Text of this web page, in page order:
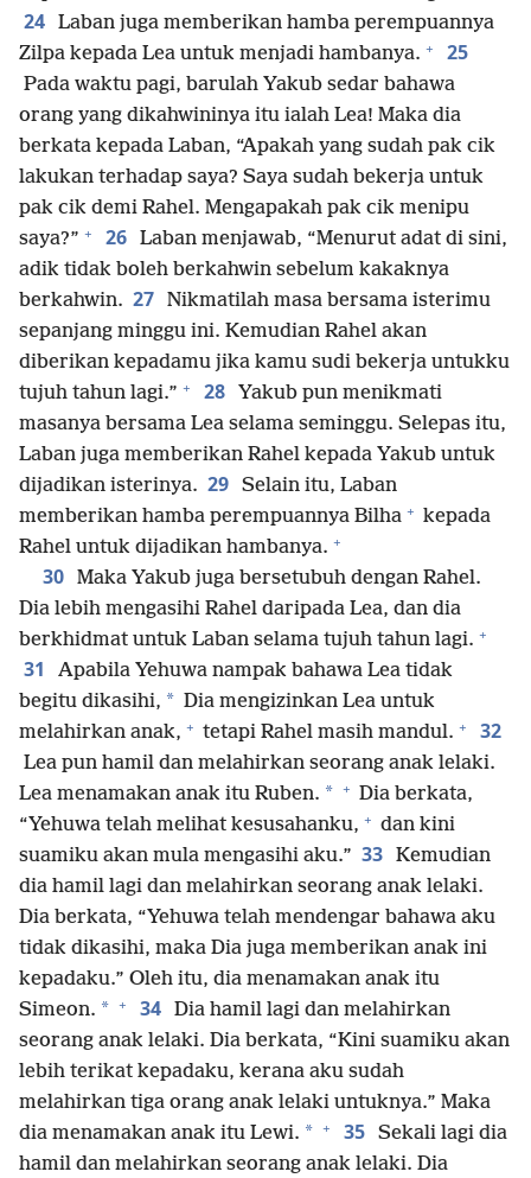
24 Laban juga memberikan hamba perempuannya
Zilpa kepada Lea untuk menjadi hambanya. + 25
Pada waktu pagi, barulah Yakub sedar bahawa
orang yang dikahwininya itu ialah Lea! Maka dia
berkata kepada Laban, “Apakah yang sudah pak cik
lakukan terhadap saya? Saya sudah bekerja untuk
pak cik demi Rahel. Mengapakah pak cik menipu
saya?” + 26 Laban menjawab, “Menurut adat di sini,
adik tidak boleh berkahwin sebelum kakaknya
berkahwin. 27 Nikmatilah masa bersama isterimu
sepanjang minggu ini. Kemudian Rahel akan
diberikan kepadamu jika kamu sudi bekerja untukku
tujuh tahun lagi.” + 28
Yakub pun menikmati
masanya bersama Lea selama seminggu. Selepas itu,
Laban juga memberikan Rahel kepada Yakub untuk
dijadikan isterinya. 29 Selain itu, Laban
memberikan hamba perempuannya Bilha + kepada
Rahel untuk dijadikan hambanya. +
30 Maka Yakub juga bersetubuh dengan Rahel.
Dia lebih mengasihi Rahel daripada Lea, dan dia
berkhidmat untuk Laban selama tujuh tahun lagi. +
31
Apabila Yehuwa nampak bahawa Lea tidak
begitu dikasihi, * Dia mengizinkan Lea untuk
melahirkan anak, + tetapi Rahel masih mandul. + 32
Lea pun hamil dan melahirkan seorang anak lelaki.
Lea menamakan anak itu Ruben. * + Dia berkata,
“Yehuwa telah melihat kesusahanku, + dan kini
suamiku akan mula mengasihi aku.” 33 Kemudian
dia hamil lagi dan melahirkan seorang anak lelaki.
Dia berkata, “Yehuwa telah mendengar bahawa aku
tidak dikasihi, maka Dia juga memberikan anak ini
kepadaku.” Oleh itu, dia menamakan anak itu
Simeon. * + 34 Dia hamil lagi dan melahirkan
seorang anak lelaki. Dia berkata, “Kini suamiku akan
lebih terikat kepadaku, kerana aku sudah
melahirkan tiga orang anak lelaki untuknya.” Maka
dia menamakan anak itu Lewi. * + 35 Sekali lagi dia
hamil dan melahirkan seorang anak lelaki. Dia